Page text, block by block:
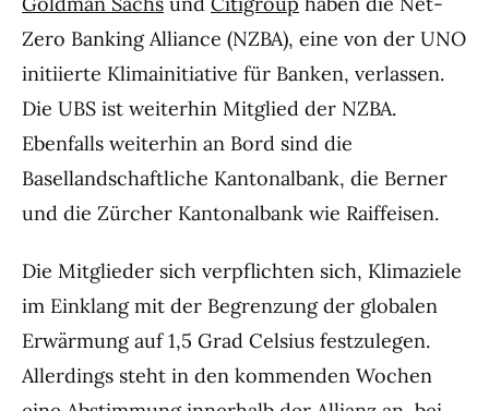
Zero Banking Alliance (NZBA), eine von der UNO
initiierte Klimainitiative für Banken, verlassen.
Die UBS ist weiterhin Mitglied der NZBA.
Ebenfalls weiterhin an Bord sind die
Basellandschaftliche Kantonalbank, die Berner
und die Zürcher Kantonalbank wie Raiffeisen.
Die Mitglieder sich verpflichten sich, Klimaziele
im Einklang mit der Begrenzung der globalen
Erwärmung auf 1,5 Grad Celsius festzulegen.
Allerdings steht in den kommenden Wochen